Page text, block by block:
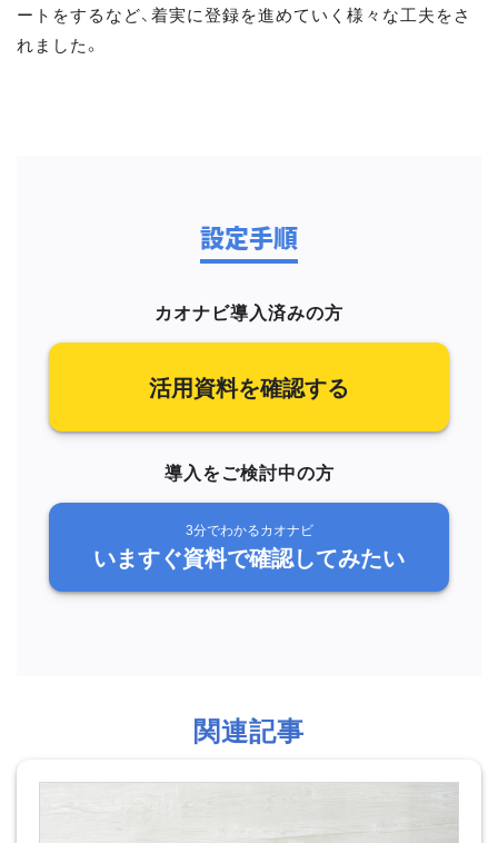
ートをするなど、着実に登録を進めていく様々な工夫をさ
れました。
設定手順
カオナビ導入済みの方
活用資料を確認する
導入をご検討中の方
3分でわかるカオナビ
いますぐ資料で確認してみたい
関連記事